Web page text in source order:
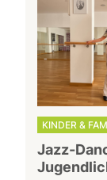
KINDER &
Jazz-